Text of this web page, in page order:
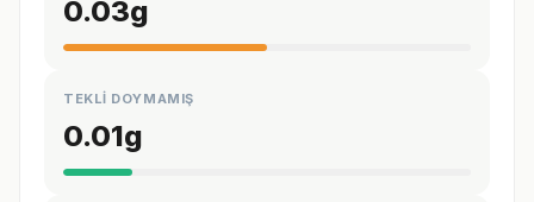
0.03g
TEKLİ DOYMAMIŞ
0.01g